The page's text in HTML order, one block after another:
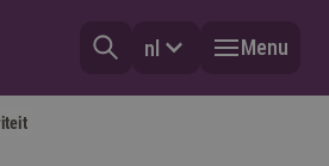
nl Menu